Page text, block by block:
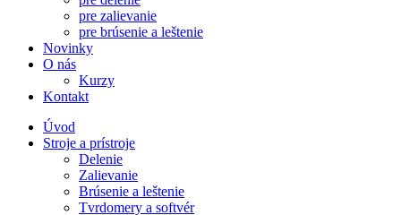
pre zalievanie
pre brúsenie a leštenie
Novinky
O nás
Kurzy
Kontakt
Úvod
Stroje a prístroje
Delenie
Zalievanie
Brúsenie a leštenie
Tvrdomery a softvér